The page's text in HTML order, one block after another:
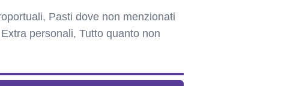
Pasti dove non menzionati
personali, Tutto quanto non